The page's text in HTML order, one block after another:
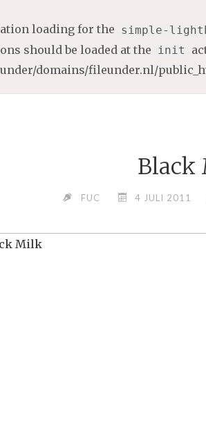
loading for the simple-
should be loaded at the init
domains/fileunder.nl/
Black
FUC 4 JULI 2011